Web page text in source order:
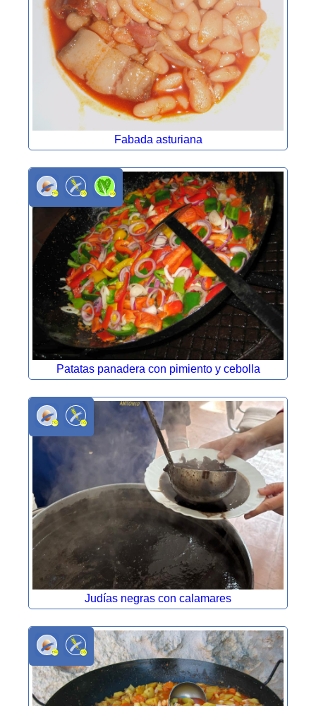
Fabada asturiana
Patatas panadera con pimiento y cebolla
Judías negras con calamares